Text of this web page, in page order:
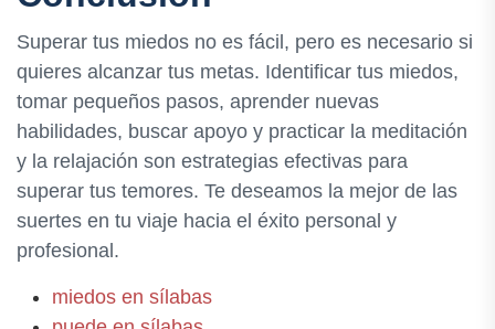
Superar tus miedos no es fácil, pero es necesario si
quieres alcanzar tus metas. Identificar tus miedos,
tomar pequeños pasos, aprender nuevas
habilidades, buscar apoyo y practicar la meditación
y la relajación son estrategias efectivas para
superar tus temores. Te deseamos la mejor de las
suertes en tu viaje hacia el éxito personal y
profesional.
miedos en sílabas